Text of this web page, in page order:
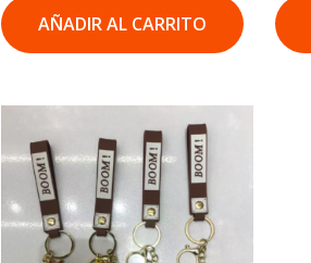
AÑADIR AL CARRITO
original
era:
.
₡750
precio
actual
es:
₡550